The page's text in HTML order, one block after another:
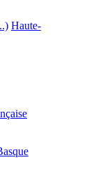
Haute-